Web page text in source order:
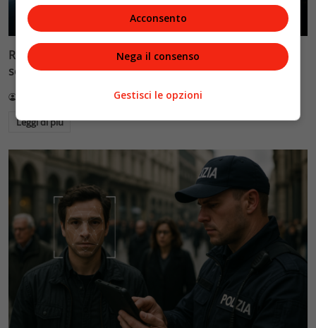
Reflect Orbital: gli specchi spaziali che promettono il
sole di notte (per 5mila dollari l’ora)
4 Agosto 2026
Leggi di più
Acconsento
Nega il consenso
Gestisci le opzioni